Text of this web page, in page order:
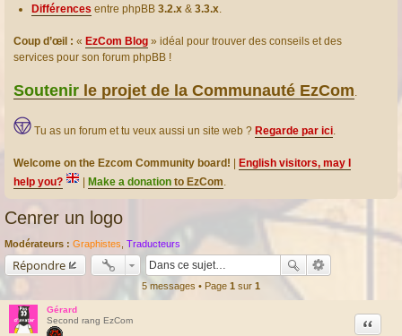
Différences entre phpBB 3.2.x & 3.3.x.
Coup d’œil : « EzCom Blog » idéal pour trouver des conseils et des
services pour son forum phpBB !
Soutenir le projet de la Communauté EzCom.
Tu as un forum et tu veux aussi un site web ? Regarde par ici.
Welcome on the Ezcom Community board!
English visitors, may I
help you?
Make a donation to EzCom.
Cenrer un logo
Modérateurs : Graphistes Traducteurs
Répondre
5 messages • Page 1 sur 1
Gérard
Second rang EzCom
Citation